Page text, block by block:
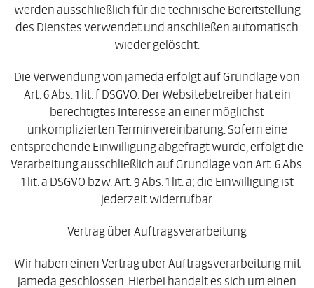
werden ausschließlich für die technische Bereitstellung
des Dienstes verwendet und anschließen automatisch
wieder gelöscht.
Die Verwendung von jameda erfolgt auf Grundlage von
Art. 6 Abs. 1 lit. f DSGVO. Der Websitebetreiber hat ein
berechtigtes Interesse an einer möglichst
unkomplizierten Terminvereinbarung. Sofern eine
entsprechende Einwilligung abgefragt wurde, erfolgt die
Verarbeitung ausschließlich auf Grundlage von Art. 6 Abs.
1 lit. a DSGVO bzw. Art. 9 Abs. 1 lit. a; die Einwilligung ist
jederzeit widerrufbar.
Vertrag über Auftragsverarbeitung
Wir haben einen Vertrag über Auftragsverarbeitung mit
jameda geschlossen. Hierbei handelt es sich um einen